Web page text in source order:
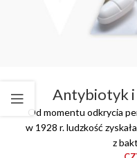
Antybiotyk i
Od momentu odkrycia
w 1928 r. ludzkość
z